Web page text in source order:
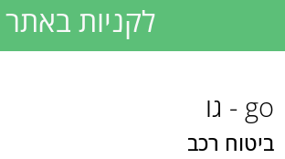
לקניות באתר
go - גו
ביטוח רכב